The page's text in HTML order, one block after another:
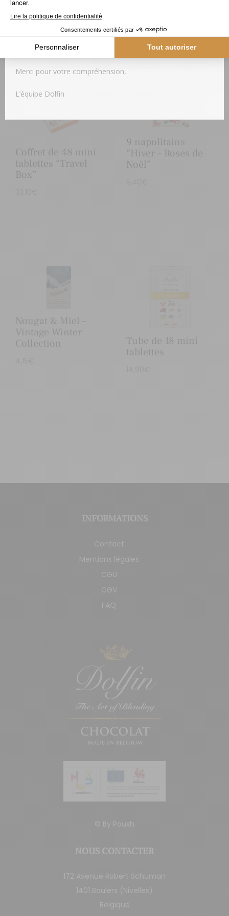
Produits similaires
Coffret de 48 mini
tablettes “Travel
Box”
9 napolitains
“Hiver – Roses de
Noël”
Nougat & Miel –
Vintage Winter
Collection
Tube de 18 mini
tablettes
INFORMATIONS
Contact
Mentions légales
CGU
CGV
FAQ
© By Poush
NOUS CONTACTER
172 Avenue Robert Schuman
1401 Baulers (Nivelles)
Belgique
de votre commande pourrait être momentanément
différée.
Dès le retour des températures plus fraiches, votre colis
vous sera expédié.
Merci pour votre compréhension,
L’équipe Dolfin